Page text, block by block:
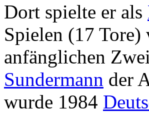
Dort spielte er als
Spielen (17
anfänglichen
Sundermann der
wurde 1984